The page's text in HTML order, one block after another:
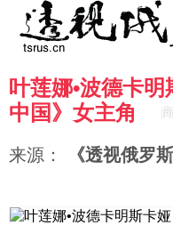
首页
国际
时政
空军
海军
陆军
财经
商业
工业
文艺
教育
美食
图片新闻
高清图片
漫画
叶莲娜•波德卡
中国》女主角
来源： 《透视俄罗斯